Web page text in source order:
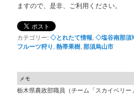
ますので、是非、ご利用ください。
カテゴリー:◇とれたて情報,◇塩谷南那須
フルーツ狩り,熱帯果樹,那須烏山市
メモ
栃木県農政部職員（チーム「スカイベリ